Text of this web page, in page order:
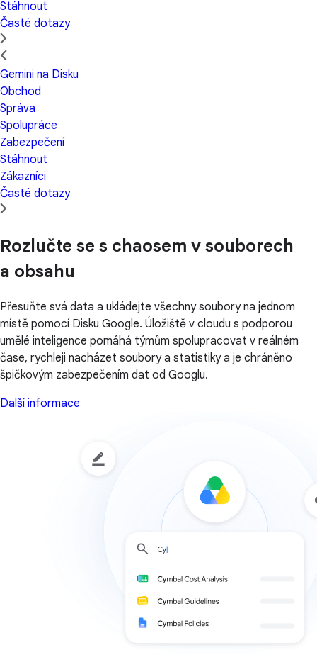
Stáhnout
Časté dotazy
Gemini na Disku
Obchod
Správa
Spolupráce
Zabezpečení
Stáhnout
Zákazníci
Časté dotazy
Rozlučte se s chaosem v souborech
a obsahu
Přesuňte svá data a ukládejte všechny soubory na jednom
místě pomocí Disku Google. Úložiště v cloudu s podporou
umělé inteligence pomáhá týmům spolupracovat v reálném
čase, rychleji nacházet soubory a statistiky a je chráněno
špičkovým zabezpečením dat od Googlu.
Další informace